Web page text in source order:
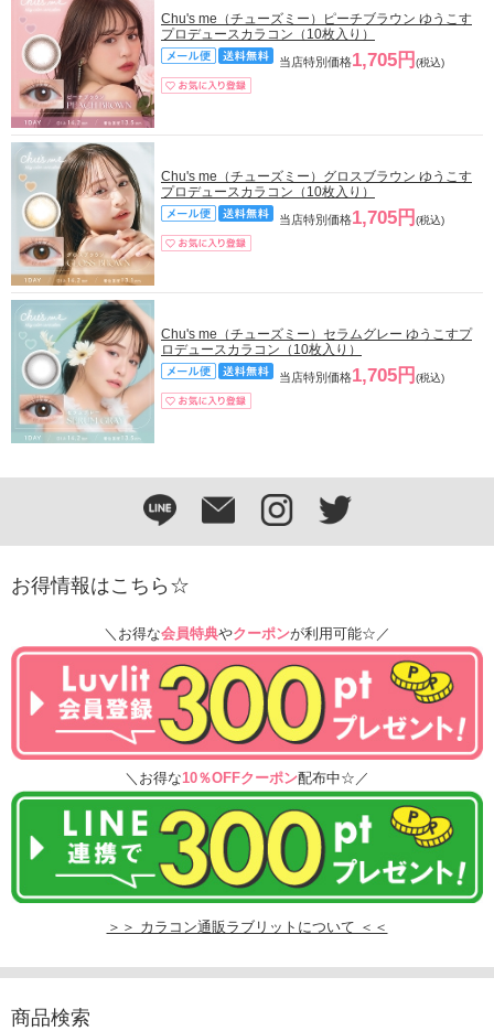
Chu's me（チューズミー）ピーチブラウン ゆうこす
プロデュースカラコン（10枚入り）
当店特別価格1,705円 (税込)
Chu's me（チューズミー）グロスブラウン ゆうこす
プロデュースカラコン（10枚入り）
当店特別価格1,705円 (税込)
Chu's me（チューズミー）セラムグレー ゆうこすプ
ロデュースカラコン（10枚入り）
当店特別価格1,705円 (税込)
お得情報はこちら☆
＼お得な会員特典やクーポンが利用可能☆／
＼お得な10％OFFクーポン配布中☆／
＞＞ カラコン通販ラブリットについて ＜＜
商品検索